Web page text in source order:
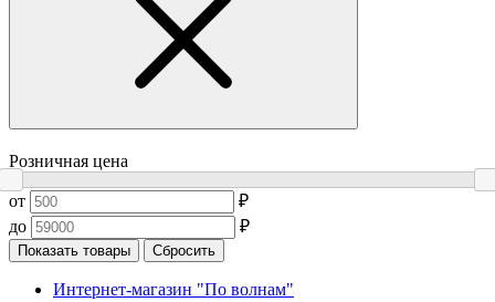
Розничная цена
от
₽
до
₽
Показать товары Сбросить
Интернет-магазин "По волнам"